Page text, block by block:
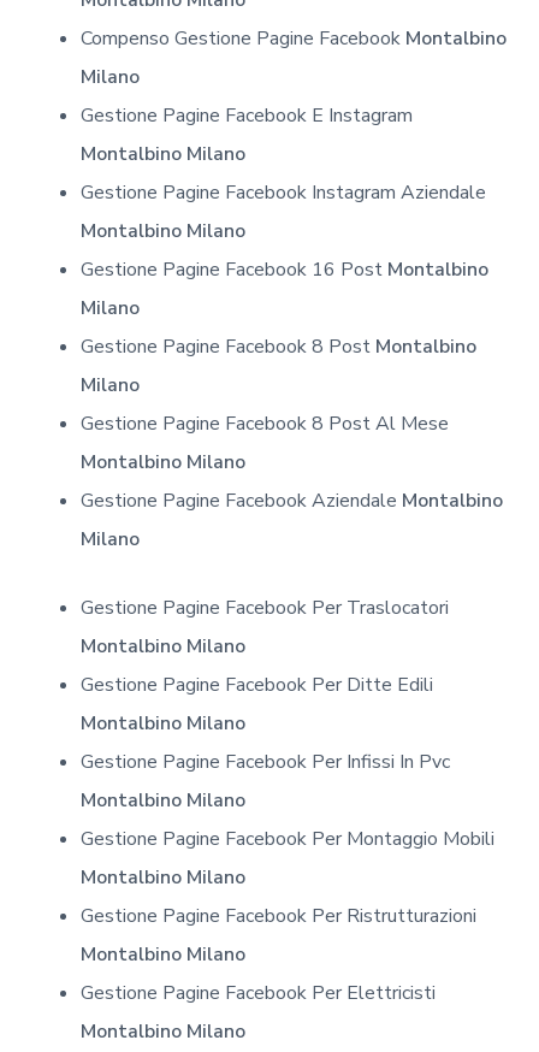
Compenso Gestione Pagine Facebook Montalbino
Milano
Gestione Pagine Facebook E Instagram
Montalbino Milano
Gestione Pagine Facebook Instagram Aziendale
Montalbino Milano
Gestione Pagine Facebook 16 Post Montalbino
Milano
Gestione Pagine Facebook 8 Post Montalbino
Milano
Gestione Pagine Facebook 8 Post Al Mese
Montalbino Milano
Gestione Pagine Facebook Aziendale Montalbino
Milano
Gestione Pagine Facebook Per Traslocatori
Montalbino Milano
Gestione Pagine Facebook Per Ditte Edili
Montalbino Milano
Gestione Pagine Facebook Per Infissi In Pvc
Montalbino Milano
Gestione Pagine Facebook Per Montaggio Mobili
Montalbino Milano
Gestione Pagine Facebook Per Ristrutturazioni
Montalbino Milano
Gestione Pagine Facebook Per Elettricisti
Montalbino Milano